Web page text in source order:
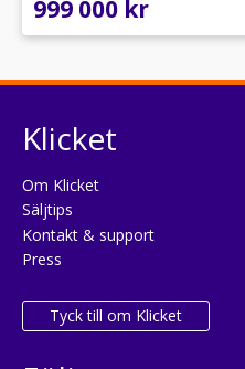
999 000 kr
Klicket
Om Klicket
Säljtips
Kontakt & support
Press
Tyck till om Klicket